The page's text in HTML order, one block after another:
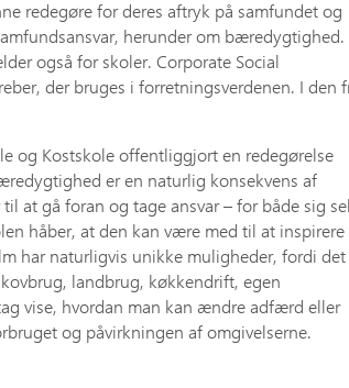
redegøre for deres aftryk på samfundet og
herunder om bæredygtighed.
også for skoler. Corporate Social
der bruges i forretningsverdenen. I den
og Kostskole offentliggjort en redegørelse
er en naturlig konsekvens af
at gå foran og tage ansvar – for både sig
håber, at den kan være med til at inspirere
har naturligvis unikke muligheder, fordi det
landbrug, køkkendrift, egen
vise, hvordan man kan ændre adfærd eller
og påvirkningen af omgivelserne.